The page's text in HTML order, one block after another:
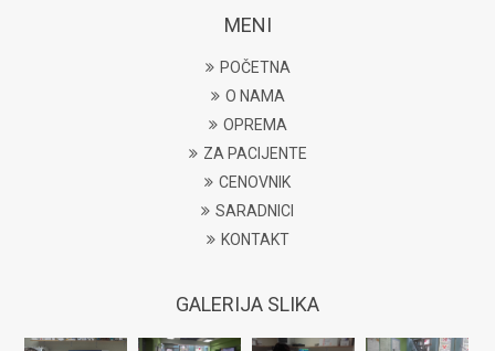
MENI
POČETNA
O NAMA
OPREMA
ZA PACIJENTE
CENOVNIK
SARADNICI
KONTAKT
GALERIJA SLIKA